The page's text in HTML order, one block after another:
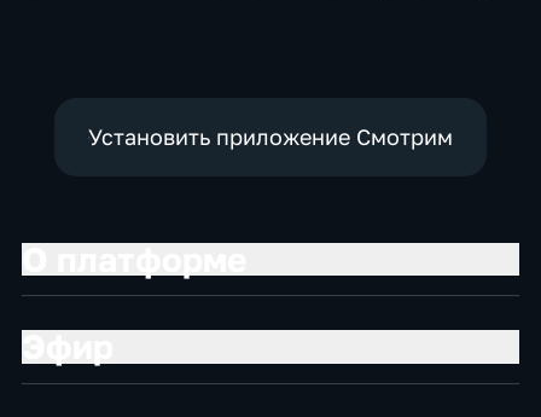
Установить приложение Смотрим